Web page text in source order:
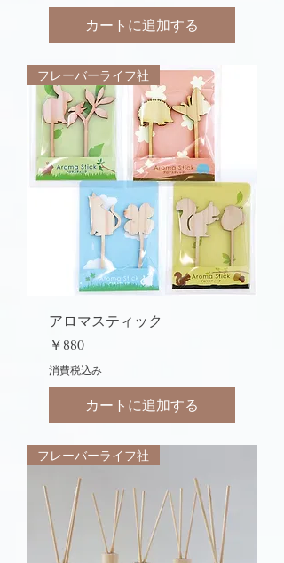
カートに追加する
フレーバーライフ社
アロマスティック
価格
￥880
消費税込み
カートに追加する
フレーバーライフ社